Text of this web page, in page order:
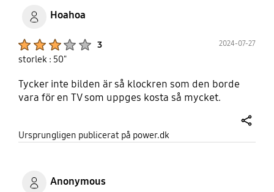
Hoahoa
3 2024-07-27
storlek : 50"
Tycker inte bilden är så klockren som den borde
vara för en TV som uppges kosta så mycket.
Ursprungligen publicerat på power.dk
Anonymous